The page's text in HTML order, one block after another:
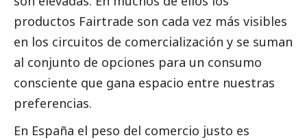
productos Fairtrade son cada vez más visibles
en los circuitos de comercialización y se suman
al conjunto de opciones para un consumo
consciente que gana espacio entre nuestras
preferencias.
En España el peso del comercio justo es